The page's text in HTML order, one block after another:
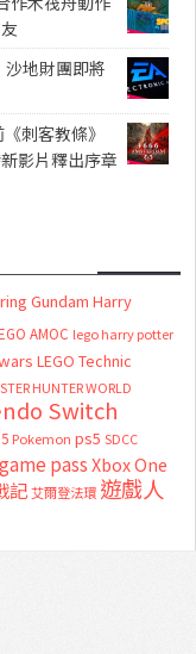
沙地財團即將
刺客教條》
影片釋出序章
Gundam Harry
AMOC lego harry potter
LEGO Technic
HUNTER WORLD
Switch
Pokemon ps5 SDCC
passXbox One
記艾爾登法環 遊戲人